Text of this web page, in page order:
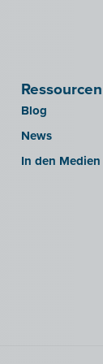
Ressourcen
Blog
News
In den Medien